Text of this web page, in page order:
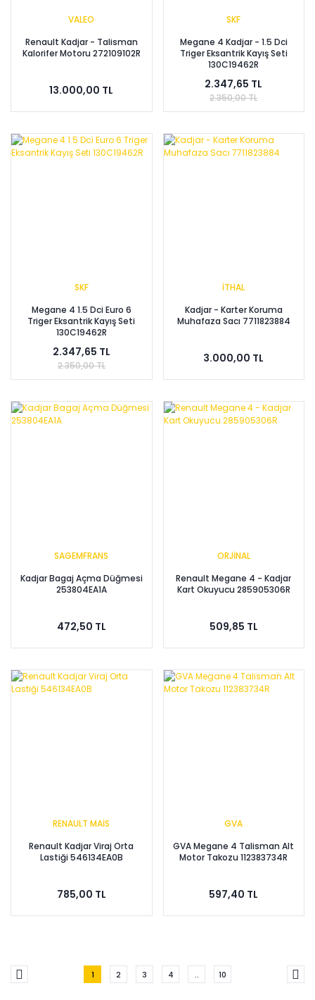
VALEO
Renault Kadjar - Talisman
Kalorifer Motoru 272109102R
13.000,00 TL
SKF
Megane 4 Kadjar - 1.5 Dci
Triger Eksantrik Kayış Seti
130C19462R
2.347,65 TL
2.350,00 TL
SKF
Megane 4 1.5 Dci Euro 6
Triger Eksantrik Kayış Seti
130C19462R
2.347,65 TL
2.350,00 TL
İTHAL
Kadjar - Karter Koruma
Muhafaza Sacı 7711823884
3.000,00 TL
SAGEMFRANS
Kadjar Bagaj Açma Düğmesi
253804EA1A
472,50 TL
ORJİNAL
Renault Megane 4 - Kadjar
Kart Okuyucu 285905306R
509,85 TL
RENAULT MAİS
Renault Kadjar Viraj Orta
Lastiği 546134EA0B
785,00 TL
GVA
GVA Megane 4 Talisman Alt
Motor Takozu 112383734R
597,40 TL
1 2 3 4 .. 10